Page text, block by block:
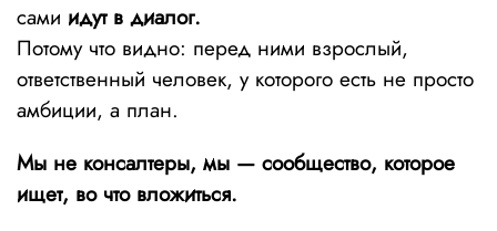
сами идут в диалог.
Потому что видно: перед ними взрослый,
ответственный человек, у которого есть не просто
амбиции, а план.
Мы не консалтеры, мы — сообщество, которое
ищет, во что вложиться.